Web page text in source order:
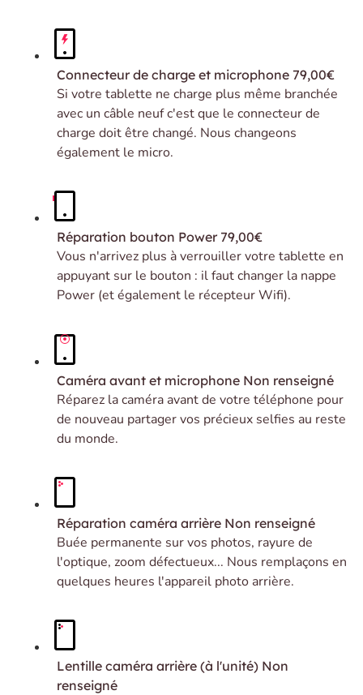
Connecteur de charge et microphone 79,00€
Si votre tablette ne charge plus même branchée
avec un câble neuf c'est que le connecteur de
charge doit être changé. Nous changeons
également le micro.
Réparation bouton Power 79,00€
Vous n'arrivez plus à verrouiller votre tablette en
appuyant sur le bouton : il faut changer la nappe
Power (et également le récepteur Wifi).
Caméra avant et microphone Non renseigné
Réparez la caméra avant de votre téléphone pour
de nouveau partager vos précieux selfies au reste
du monde.
Réparation caméra arrière Non renseigné
Buée permanente sur vos photos, rayure de
l'optique, zoom défectueux... Nous remplaçons en
quelques heures l'appareil photo arrière.
Lentille caméra arrière (à l'unité) Non
renseigné